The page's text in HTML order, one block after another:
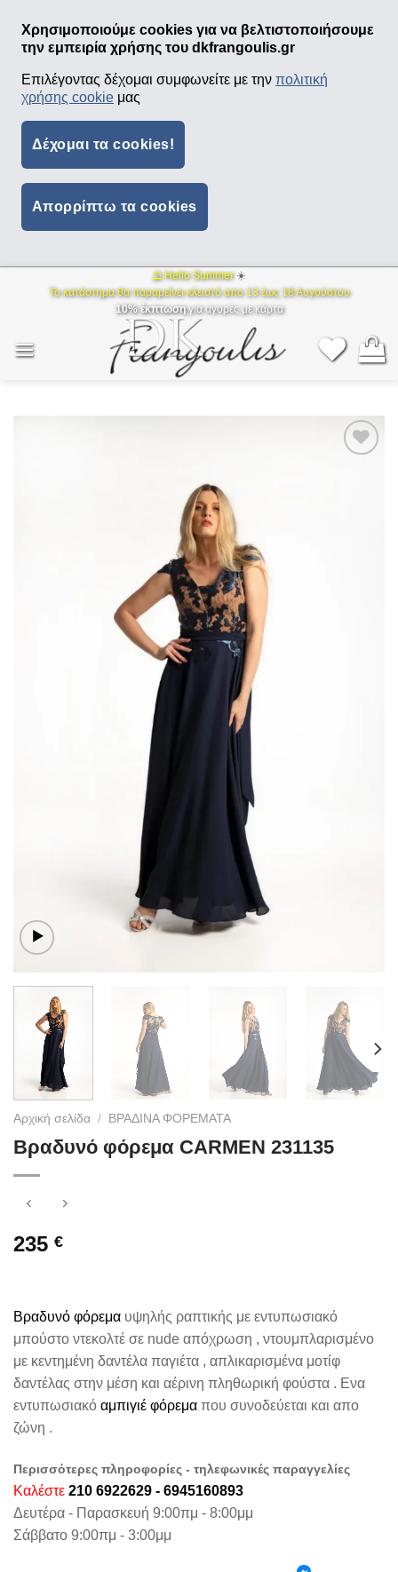
Χρησιμοποιούμε cookies για να βελτιστοποιήσουμε
την εμπειρία χρήσης του dkfrangoulis.gr
Επιλέγοντας δέχομαι συμφωνείτε με την πολιτική
χρήσης cookie μας
Δέχομαι τα cookies!
Απορρίπτω τα cookies
⛱ Hello Summer ☀️
Το κατάστημα θα παραμείνει κλειστό απο 13 έως 18 Αυγούστου
10% έκπτωσηγια αγορές με κάρτα
Αρχική σελίδα / ΒΡΑΔΙΝΑ ΦΟΡΕΜΑΤΑ
Βραδυνό φόρεμα CARMEN 231135
235 €
Βραδυνό φόρεμα υψηλής ραπτικής με εντυπωσιακό
μπούστο ντεκολτέ σε nude απόχρωση , ντουμπλαρισμένο
με κεντημένη δαντέλα παγιέτα , απλικαρισμένα μοτίφ
δαντέλας στην μέση και αέρινη πληθωρική φούστα . Ενα
εντυπωσιακό αμπιγιέ φόρεμα που συνοδεύεται και απο
ζώνη .
Περισσότερες πληροφορίες - τηλεφωνικές παραγγελίες
Καλέστε 210 6922629 - 6945160893
Δευτέρα - Παρασκευή 9:00πμ - 8:00μμ
Σάββατο 9:00πμ - 3:00μμ